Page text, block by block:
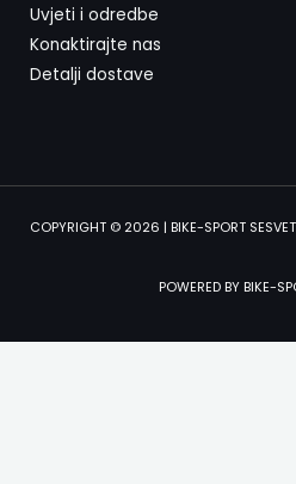
Uvjeti i odredbe
Konaktirajte nas
Detalji dostave
COPYRIGHT © 2026 | BIKE-SPORT
POWERED BY BIKE-